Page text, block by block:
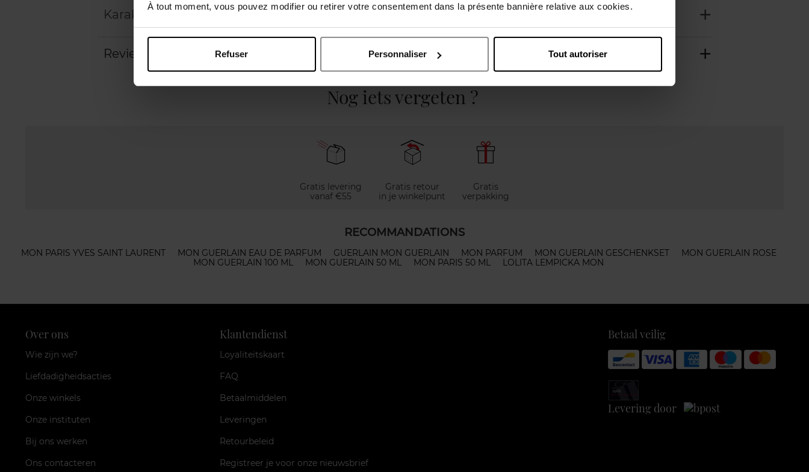
À tout moment, vous pouvez modifier ou retirer votre consentement dans la présente bannière relative aux cookies.
Refuser Personnaliser Tout autoriser
Karakteristieken
Review Beleid inzake klantbeoordelingen
Nog iets vergeten ?
Gratis levering
vanaf €55
Gratis retour
in je winkelpunt
Gratis
verpakking
RECOMMANDATIONS
MON PARIS YVES SAINT LAURENT MON GUERLAIN EAU DE PARFUM GUERLAIN MON GUERLAIN MON PARFUM MON GUERLAIN GESCHENKSET
MON GUERLAIN ROSE
MON GUERLAIN 100 ML
MON GUERLAIN 50 ML MON PARIS 50 ML LOLITA LEMPICKA MON
Over ons
Wie zijn we?
Liefdadigheidsacties
Onze winkels
Onze instituten
Bij ons werken
Ons contacteren
Klantendienst
Loyaliteitskaart
FAQ
Betaalmiddelen
Leveringen
Retourbeleid
Registreer je voor onze nieuwsbrief
Betaal veilig
Levering door